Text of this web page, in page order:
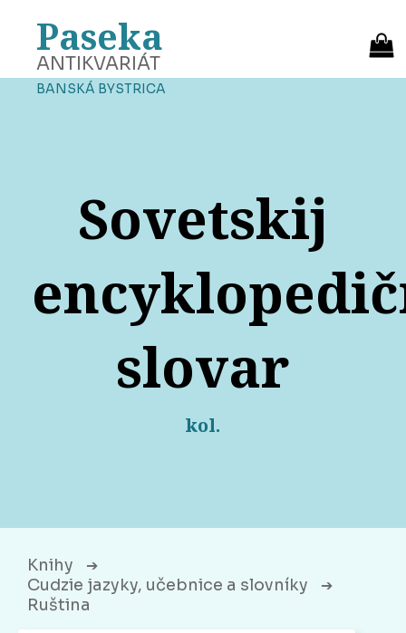
Paseka
ANTIKVARIÁT
BANSKÁ BYSTRICA
Sovetskij
slovar
kol.
Knihy ➔
Cudzie jazyky, učebnice a slovníky ➔
Ruština